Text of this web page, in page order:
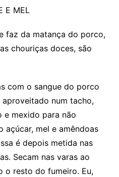
E MEL
faz da matança do porco,
chouriças doces, são
com o sangue do porco
num tacho,
e mexido para não
açúcar, mel e amêndoas
é depois metida nas
Secam nas varas ao
o resto do fumeiro. Eu,